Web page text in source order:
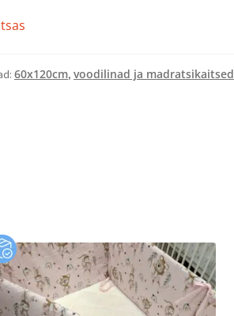
60x120cm, voodilinad ja madratsikaitsed